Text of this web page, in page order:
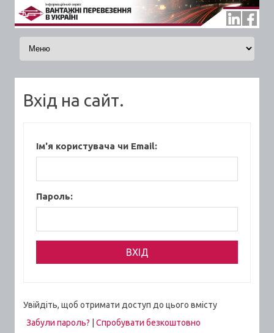
Skip to content
Вхід на сайт.
Ім'я користувача чи Email:
Пароль:
Увійдіть, щоб отримати доступ до цього вмісту
Забули пароль?
Спробувати безкоштовно